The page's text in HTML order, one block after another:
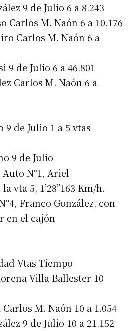
9 de Julio 6 a 8.243
Carlos M. Naón 6 a 10.176
Carlos M. Naón 6 a
9 de Julio 6 a 46.801
Carlos M. Naón 6 a
9 de Julio 1 a 5 vtas
9 de Julio
N°1, Ariel
vta 5, 1’28”163 Km/h.
Franco González, con
en el cajón
Vtas Tiempo
Villa Ballester 10
M. Naón 10 a 1.054
9 de Julio 10 a 21.152